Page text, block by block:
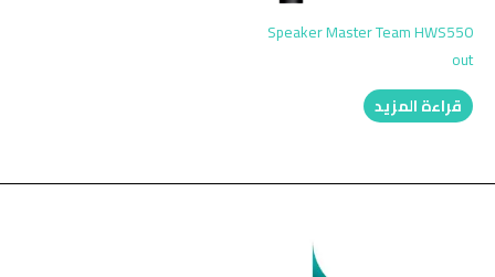
Speaker Master Team HWS550
out
قراءة المزيد